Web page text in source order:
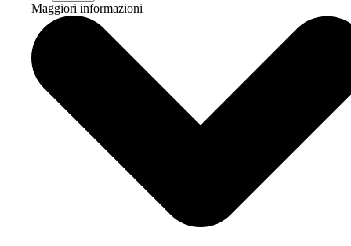
Maggiori informazioni